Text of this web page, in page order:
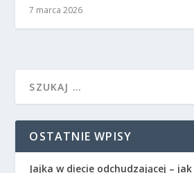
7 marca 2026
OSTATNIE WPISY
Jajka w diecie odchudzającej –